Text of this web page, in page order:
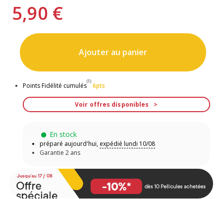
5,90 €
Ajouter au panier
Points Fidélité cumulés
(1)
6pts
Voir offres disponibles
En stock
préparé aujourd'hui, expédié lundi 10/08
Garantie 2 ans